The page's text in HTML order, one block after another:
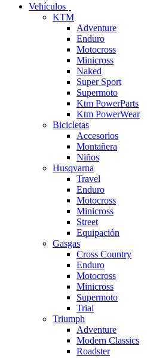
Vehículos
KTM
Adventure
Enduro
Motocross
Minicross
Naked
Super Sport
Supermoto
Ktm PowerParts
Ktm PowerWear
Bicicletas
Accesorios
Montañera
Niños
Husqvarna
Travel
Enduro
Motocross
Minicross
Street
Equipación
Gasgas
Cross Country
Enduro
Motocross
Minicross
Supermoto
Trial
Triumph
Adventure
Modern Classics
Roadster